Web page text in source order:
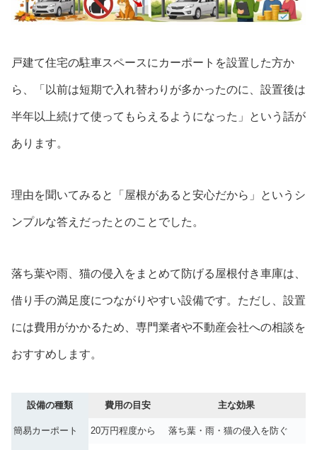
戸建て住宅の駐車スペースにカーポートを設置した方か
ら、「以前は短期で入れ替わりが多かったのに、設置後は
半年以上続けて使ってもらえるようになった」という話が
あります。
理由を聞いてみると「屋根があると安心だから」というシ
ンプルな答えだったとのことでした。
落ち葉や雨、猫の侵入をまとめて防げる屋根付き車庫は、
借り手の満足度につながりやすい設備です。ただし、設置
には費用がかかるため、専門業者や不動産会社への相談を
おすすめします。
設備の種類 費用の目安 主な効果
簡易カーポート 20万円程度から 落ち葉・雨・猫の侵入を防ぐ